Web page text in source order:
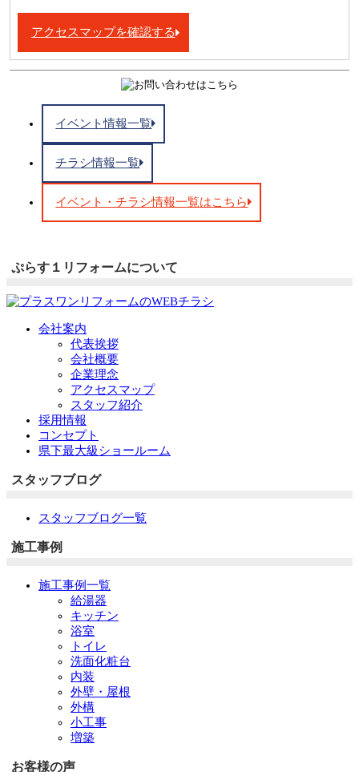
アクセスマップを確認する
イベント情報一覧
チラシ情報一覧
イベント・チラシ情報一覧はこちら
ぷらす１リフォームについて
会社案内
代表挨拶
会社概要
企業理念
アクセスマップ
スタッフ紹介
採用情報
コンセプト
県下最大級ショールーム
スタッフブログ
スタッフブログ一覧
施工事例
施工事例一覧
給湯器
キッチン
浴室
トイレ
洗面化粧台
内装
外壁・屋根
外構
小工事
増築
お客様の声